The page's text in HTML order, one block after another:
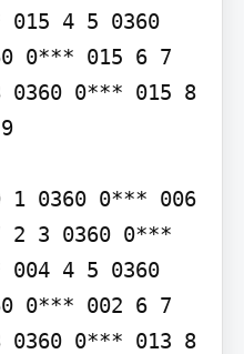
4 5 0360
0*** 015 6 7
0360 0*** 015 8
1 0360 0*** 006
2 3 0360 0***
4 5 0360
0*** 002 6 7
0360 0*** 013 8